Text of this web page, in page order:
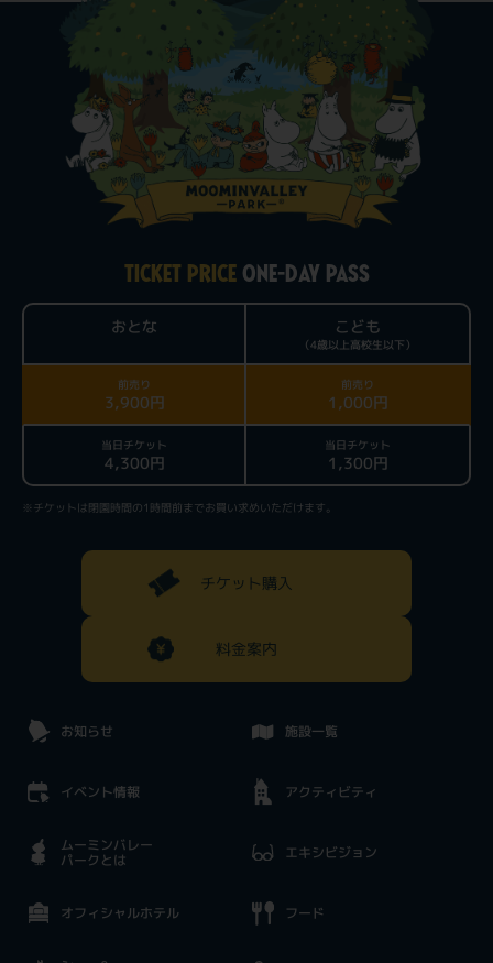
TICKET PRICEONE-DAY PASS
おとな こども
（4歳以上高校生以下）
前売り
3,900円
前売り
1,000円
当日チケット
4,300円
当日チケット
1,300円
※チケットは閉園時間の1時間前までお買い求めいただけます。
チケット購入
料金案内
お知らせ
イベント情報
ムーミンバレー
パークとは
オフィシャルホテル
施設一覧
アクティビティ
エキシビジョン
フード